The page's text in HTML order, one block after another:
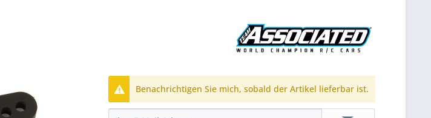
Benachrichtigen Sie mich, sobald der Artikel lieferbar ist.